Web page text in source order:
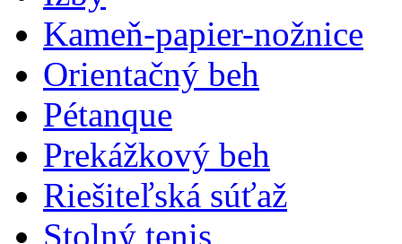
Kameň-papier-nožnice
Orientačný beh
Pétanque
Prekážkový beh
Riešiteľská súťaž
Stolný tenis